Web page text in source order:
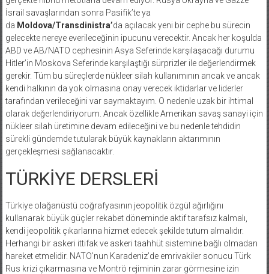
İsrail savaşlarından sonra Pasifik’te ya
da Moldova/Transdinistra’da açılacak yeni bir cephe bu sürecin
gelecekte nereye everileceğinin ipucunu verecektir. Ancak her koşulda
ABD ve AB/NATO cephesinin Asya Seferinde karşılaşacağı durumu
Hitler’in Moskova Seferinde karşılaştığı sürprizler ile değerlendirmek
gerekir. Tüm bu süreçlerde nükleer silah kullanımının ancak ve ancak
kendi halkının da yok olmasına onay verecek iktidarlar ve liderler
tarafından verileceğini var saymaktayım. O nedenle uzak bir ihtimal
olarak değerlendiriyorum. Ancak özellikle Amerikan savaş sanayi için
nükleer silah üretimine devam edileceğini ve bu nedenle tehdidin
sürekli gündemde tutularak büyük kaynakların aktarımının
gerçekleşmesi sağlanacaktır.
TÜRKİYE DERSLERİ
Türkiye olağanüstü coğrafyasının jeopolitik özgül ağırlığını
kullanarak büyük güçler rekabet döneminde aktif tarafsız kalmalı,
kendi jeopolitik çıkarlarına hizmet edecek şekilde tutum almalıdır.
Herhangi bir askeri ittifak ve askeri taahhüt sistemine bağlı olmadan
hareket etmelidir. NATO’nun Karadeniz’de emrivakiler sonucu Türk
Rus krizi çıkarmasına ve Montrö rejiminin zarar görmesine izin